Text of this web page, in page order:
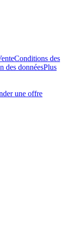
Conditions des
des donnéesPlus
une offre